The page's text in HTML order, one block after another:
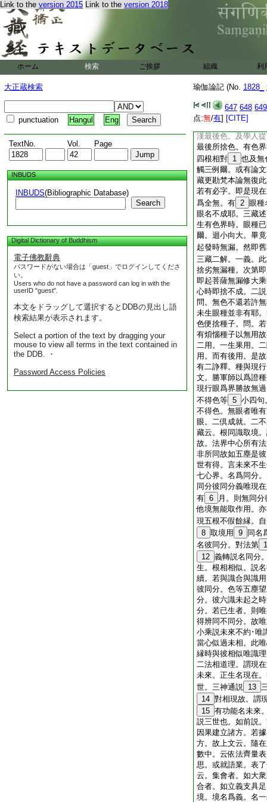
Link to the version 2015 Link to the version 2018
ホーム 検索 ご挨拶 組織 利
大正蔵検索
punctuation Hangul Eng
TextNo. Vol. Page
INBUDS
INBUDS(Bibliographic Database)
Search
Digital Dictionary of Buddhism
電子佛教辭典
パスワードがない場合は「guest」でログインしてくださ
い。
Users who do not have a password can log in with the
userID "guest".
本文をドラッグして選択するとDDBの見出し語
検索結果が表示されます。
Select a portion of the text by dragging your
mouse to view all terms in the text contained in
the DDB. ・
Password Access Policies
瑜伽論記 (No. 1828_
647 648 649
点:無/有] [CITE]
得眼根。被他打壞
不得眼根。或復生
無間滅。倶無者。
彼羅漢生無色界。
過去。若作四句。應
最後身及學人從下
捨身。有身界非身
過去。及異生生無
界隨應具説者。若
無香味。色觸恒有
漢最後色。及學人
最後所捨色。有色
四根相對 1 也及無
觸三例爾。或有論
藏更勘梵本論無復
若有必字。即是現
爲全無。有 2 眼種
眼名不成耶。三藏
生有色界時。眼種
爾。迴小向大。畢
起發時無漏。然即
三藏二解。一義。
捨劣無漏種。次第
即起菩薩無漏修大
心時即捨不成。二
問。無色不還若許
未生眼種並非有耶
色便捨種子。問。
有煩惱種子以無用
二用。一生果用。
用。而有後用。是
有二諍釋。種與現
文。勝軍師以爲證
現行眼爲界勝故無
不得色等 5 小四句
不得色。無眼者唯
眼。二倶成就。二
藏云。根同識取境
故。法界中心所有
非所同故如五塵是
世有得。言未來不
七心界。名爲同分
同分彼同分義唯現
有 6
月。則無同
他境無能取作用。
現五根不假餘縁。
8 取境用 9
同名
名彼同分。對法第
12 義轉説名同分
生。根相相似。説
續。若與識合與識
彼同分。色等五塵
分。彼六識未起之
分。若已生者。則
得辨同不同分。故
小乘説未來不約･唯
當心似過未相。此
縁時與彼相似唯識
二法相道理。謂現
未來。正生名現在
世。三神通説 13
14 對相現故。謂
15 有功能名未來
説三世也。如前説
因果建立諸方。若
方。故上文云。隨
數中。云依法齊量
思。或就語業。表
云。集會者。如大
合者。如立義支具
境。境名爲義。名